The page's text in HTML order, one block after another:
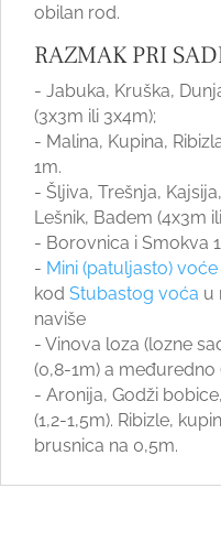
obilan rod.
RAZMAK PRI
- Jabuka, Kruška,
(3x3m ili 3x4m);
- Malina, Kupina,
1m.
- Šljiva, Trešnja,
Lešnik, Badem (4x3m
- Borovnica i Smokva
- Mini (patuljasto) voće
kod Stubastog voća u
naviše
- Vinova loza (lozne
(0,8-1m) a međuredno
- Aronija, Godži
(1,2-1,5m). Ribizle,
brusnica na 0,5m.